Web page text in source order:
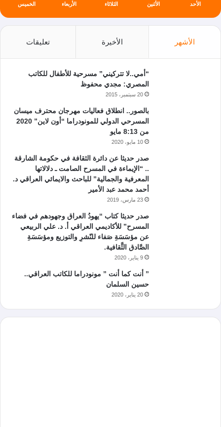
الأحد الأثنين الثلاثاء الأربعاء الخميس
الأشهر الأخيرة تعليقات
“أمي..لا تتركيني” مسرحية للأطفال للكاتب
المصري: مجدي محفوظ
20 سبتمبر، 2015
بالصور.. انطلاق فعاليات مهرجان محترف ميسان
المسرحي الدولي للمونودراما “أون لاين” 2020
من 8:13 مايو
10 مايو، 2020
صدر حديثا عن دائرة الثقافة في حكومة الشارقة
.. “الإيماءة في المسرح الصامت ـ دلالاتها
المعرفية والجمالية” للباحث والايمائي العراقي د.
أحمد محمد عبد الأمير
23 مارس، 2019
صدر حديثا كتاب “يهودُ العراق وجهودهم في فضاء
المسرح” للأكاديمي العراقي أ. د. علي الربيعي
عن مؤسَسَةِ صَفاء للنّشرِ والتوزيع ومؤسَسَةِ
الصَّادق الثَّقافية.
9 يناير، 2020
” أنت كما أنت ” مونودراما للكاتب العراقي..
حسين السلمان
20 يناير، 2020